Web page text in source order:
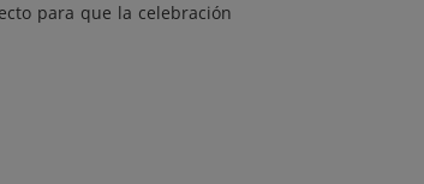
para que la celebración